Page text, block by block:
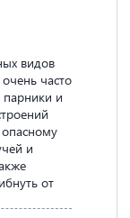
видов
часто
парники и
опасному
и
от